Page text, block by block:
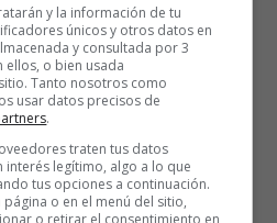
el mar. ¿Estás listo para
marinas y darle vida a tus
tus lápices de colores y
en el mundo mágico de la vida
dibujo, descubrirás estrellas de
y conchas marinas
sumérgete conmigo y
y la información de tu
únicos y otros datos en
y consultada por 3
o bien usada
Tanto nosotros como
usar datos precisos de
.
traten tus datos
interés legítimo, algo a lo que
tus opciones a continuación.
o en el menú del sitio,
o retirar el consentimiento en